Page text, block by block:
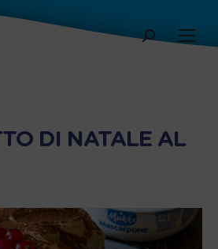
Cerca:
DI NATALE AL